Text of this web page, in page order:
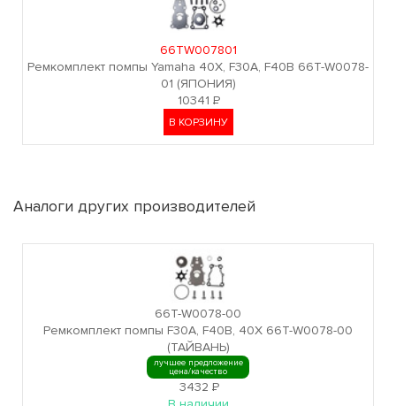
66TW007801
Ремкомплект помпы Yamaha 40Х, F30A, F40B 66T-W0078-
01 (ЯПОНИЯ)
10341Р
В КОРЗИНУ
Аналоги других производителей
66T-W0078-00
Ремкомплект помпы F30A, F40B, 40X 66T-W0078-00
(ТАЙВАНЬ)
лучшее предложение
цена/качество
3432 Р